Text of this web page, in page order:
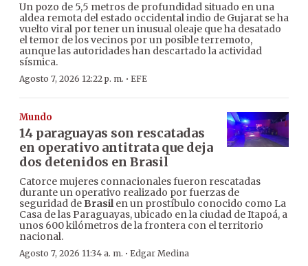
Un pozo de 5,5 metros de profundidad situado en una
aldea remota del estado occidental indio de Gujarat se ha
vuelto viral por tener un inusual oleaje que ha desatado
el temor de los vecinos por un posible terremoto,
aunque las autoridades han descartado la actividad
sísmica.
Agosto 7, 2026 12:22 p. m. · EFE
Mundo
14 paraguayas son rescatadas
en operativo antitrata que deja
dos detenidos en Brasil
Catorce mujeres connacionales fueron rescatadas
durante un operativo realizado por fuerzas de
seguridad de Brasilen un prostíbulo conocido como La
Casa de las Paraguayas, ubicado en la ciudad de Itapoá, a
unos 600 kilómetros de la frontera con el territorio
nacional.
Agosto 7, 2026 11:34 a. m. · Edgar Medina